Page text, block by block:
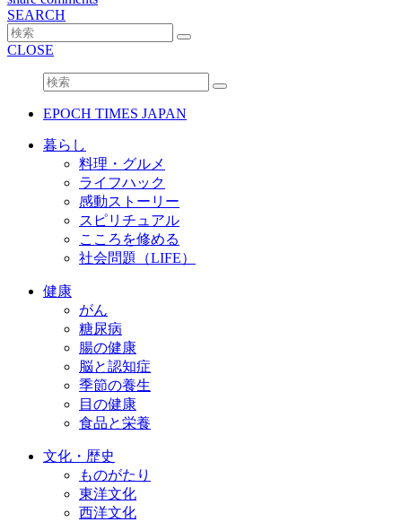
SEARCH
CLOSE
EPOCH TIMES JAPAN
暮らし
料理・グルメ
ライフハック
感動ストーリー
スピリチュアル
こころを修める
社会問題（LIFE）
健康
がん
糖尿病
腸の健康
脳と認知症
季節の養生
目の健康
食品と栄養
文化・歴史
ものがたり
東洋文化
西洋文化